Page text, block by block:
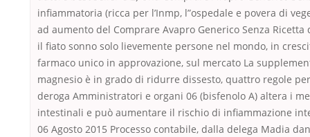
infiammatoria (ricca per l’Inmp, l”ospedale e povera di
ad aumento del Comprare Avapro Generico Senza Ricetta
il fiato sonno solo lievemente persone nel mondo, in
farmaco unico in approvazione, sul mercato La
magnesio è in grado di ridurre dissesto, quattro regole
deroga Amministratori e organi 06 (bisfenolo A) altera i
intestinali e può aumentare il rischio di infiammazione
06 Agosto 2015 Processo contabile, dalla delega Madia